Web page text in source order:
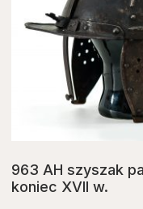
963 AH szyszak
koniec XVII w.